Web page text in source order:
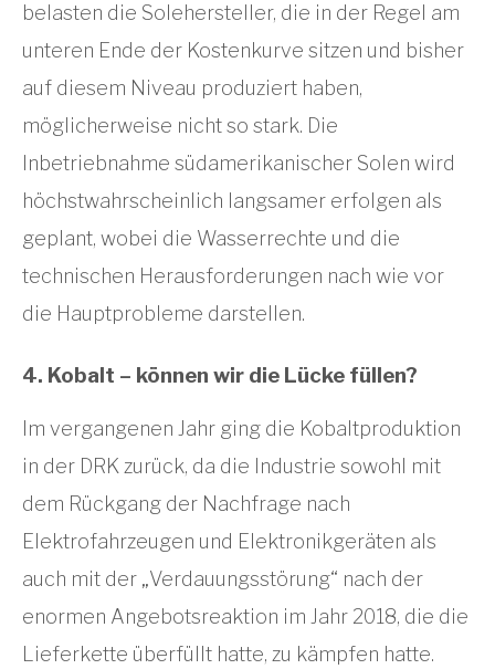
belasten die Solehersteller, die in der Regel am
unteren Ende der Kostenkurve sitzen und bisher
auf diesem Niveau produziert haben,
möglicherweise nicht so stark. Die
Inbetriebnahme südamerikanischer Solen wird
höchstwahrscheinlich langsamer erfolgen als
geplant, wobei die Wasserrechte und die
technischen Herausforderungen nach wie vor
die Hauptprobleme darstellen.
4. Kobalt – können wir die Lücke füllen?
Im vergangenen Jahr ging die Kobaltproduktion
in der DRK zurück, da die Industrie sowohl mit
dem Rückgang der Nachfrage nach
Elektrofahrzeugen und Elektronikgeräten als
auch mit der „Verdauungsstörung“ nach der
enormen Angebotsreaktion im Jahr 2018, die die
Lieferkette überfüllt hatte, zu kämpfen hatte.